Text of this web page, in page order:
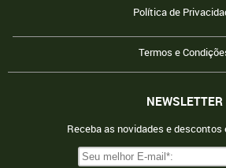
Política de
Termos e
NEWSLETTER
Receba as novidades e descontos